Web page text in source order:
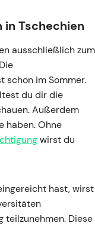
in Tschechien
ausschließlich zum
schon im Sommer.
du dir die
Außerdem
haben. Ohne
wirst du
hast, wirst
teilzunehmen. Diese